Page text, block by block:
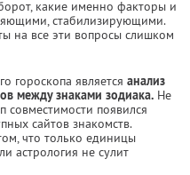
какие именно факторы и
стабилизирующими.
на все эти вопросы слишком
гороскопа является анализ
между знаками зодиака. Не
появился
сайтов знакомств.
что только единицы
астрология не сулит